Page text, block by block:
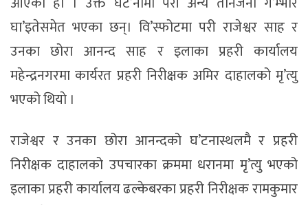
घा’इतेसमेत भएका छन्। वि’स्फोटमा परी राजेश्वर साह र
उनका छोरा आनन्द साह र इलाका प्रहरी कार्यालय
महेन्द्रनगरमा कार्यरत प्रहरी निरीक्षक अमिर दाहालको मृ’त्यु
भएको थियाे ।
राजेश्वर र उनका छोरा आनन्दको घ’टनास्थलमै र प्रहरी
निरीक्षक दाहालको उपचारका क्रममा धरानमा मृ’त्यु भएको
इलाका प्रहरी कार्यालय ढल्केबरका प्रहरी निरीक्षक रामकुमार